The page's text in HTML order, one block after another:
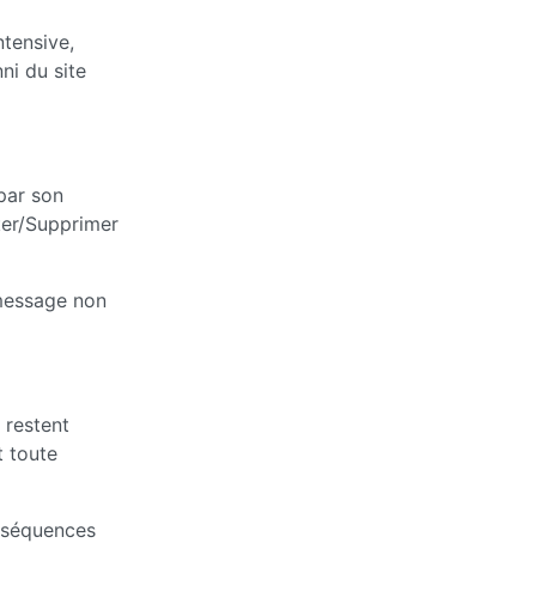
du site
son
Supprimer
non
restent
toute